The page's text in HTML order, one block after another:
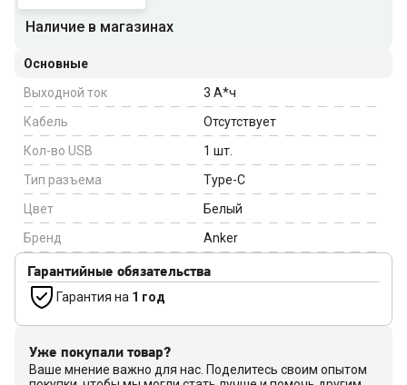
Наличие в магазинах
Основные
Выходной ток
3 А*ч
Кабель
Отсутствует
Кол-во USB
1 шт.
Тип разъема
Type-С
Цвет
Белый
Бренд
Anker
Гарантийные обязательства
Гарантия на 1 год
Уже покупали товар?
Ваше мнение важно для нас. Поделитесь своим опытом